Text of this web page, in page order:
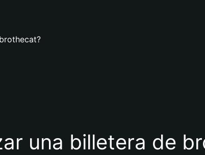
una billetera de